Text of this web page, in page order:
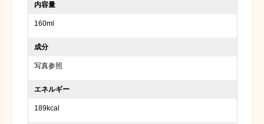
内容量
160ml
成分
写真参照
エネルギー
189kcal